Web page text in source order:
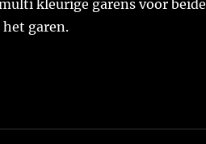
kleurige garens voor
garen.